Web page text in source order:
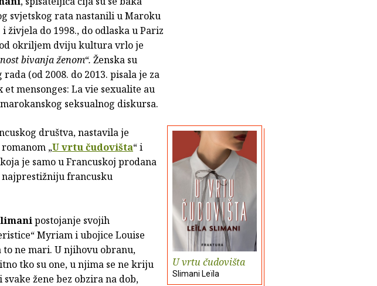
svjetskog rata nastanili u Maroku
živjela do 1998., do odlaska u Pariz
okriljem dviju kultura vrlo je
bivanja ženom“. Ženska su
(od 2008. do 2013. pisala je za
mensonges: La vie sexualite au
seksualnog diskursa.
U vrtu čudovišta
Slimani Leïla
društva, nastavila je
„U vrtu čudovišta“ i
koja je samo u Francuskoj prodana
francusku
postojanje svojih
Myriam i ubojice Louise
ne mari. U njihovu obranu,
tko su one, u njima se ne kriju
žene bez obzira na dob,